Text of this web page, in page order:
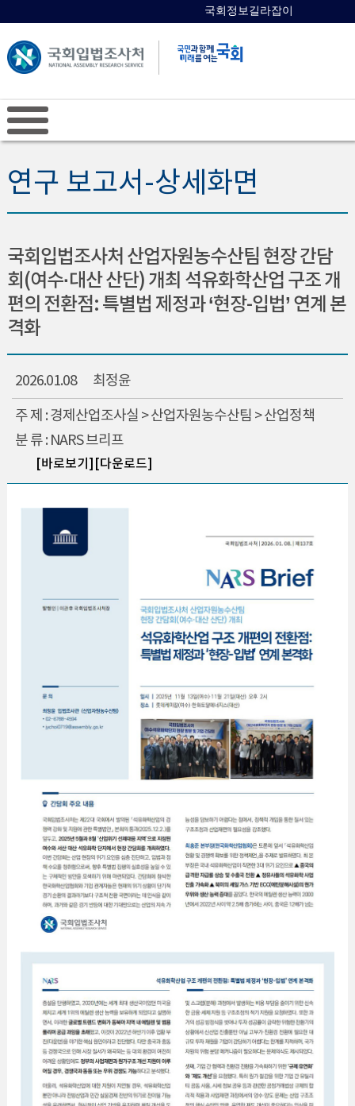
국회정보길라잡이
연구 보고서-상세화면
국회입법조사처 산업자원농수산팀 현장 간담
회(여수·대산 산단) 개최 석유화학산업 구조 개
편의 전환점: 특별법 제정과 ‘현장-입법’ 연계 본
격화
2026.01.08 최정윤
주 제 : 경제산업조사실 > 산업자원농수산팀 > 산업정책
분 류 : NARS 브리프
[바로보기] [다운로드]